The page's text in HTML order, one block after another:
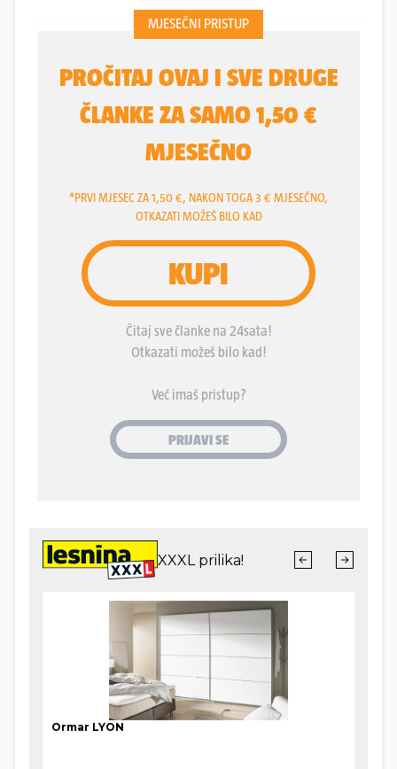
Večernji list 22. studenog 1969. inženjer Milojko
Vucelić, koji je tada radio u NASA-inom
nakon što su trojica astronauta uspješno obavila
posljednje zadatke na Mjesecu i uputili se prema